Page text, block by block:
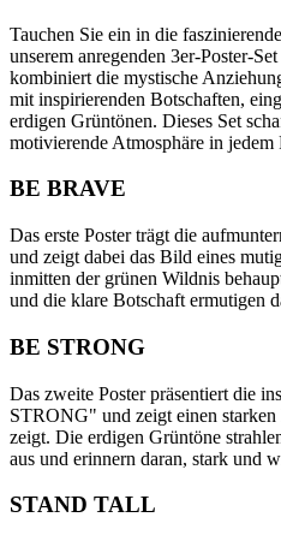
Tauchen Sie ein in die
unserem anregenden 3er-Poster-
kombiniert die mystische
mit inspirierenden Botschaften,
erdigen Grüntönen. Dieses Set
motivierende Atmosphäre in jedem
BE BRAVE
Das erste Poster trägt die
und zeigt dabei das Bild eines
inmitten der grünen Wildnis
und die klare Botschaft ermutigen
BE STRONG
Das zweite Poster präsentiert die
STRONG" und zeigt einen
zeigt. Die erdigen Grüntöne
aus und erinnern daran, stark und
STAND TALL